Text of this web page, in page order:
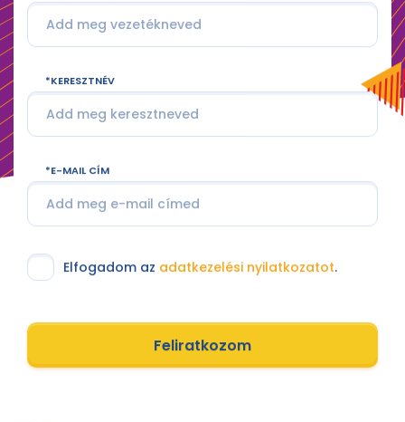
KERESZTNÉV
E-MAIL CÍM
Elfogadom az adatkezelési nyilatkozatot.
Feliratkozom